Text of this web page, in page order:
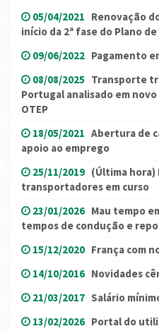
05/04/2021 Renovação
início da 2ª fase do Plano
09/06/2022 Pagamento
08/08/2025 Transporte
Portugal analisado em
OTEP
18/05/2021 Abertura de
apoio ao emprego
25/11/2019 (Última hora)
transportadores em curso
23/01/2026 Mau tempo
tempos de condução e
15/12/2020 França com
14/10/2016 Novidades
21/03/2017 Salário
13/02/2026 Portal do